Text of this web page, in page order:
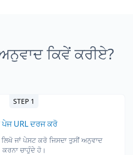
ਕਿਵੇਂ ਕਰੀਏ?
STEP 1
URL ਦਰਜ ਕਰੋ
ਜਾਂ ਪੇਸਟ ਕਰੋ ਜਿਸਦਾ ਤੁਸੀਂ ਅਨੁਵਾਦ
ਕਰਨਾ ਚਾਹੁੰਦੇ ਹੋ।